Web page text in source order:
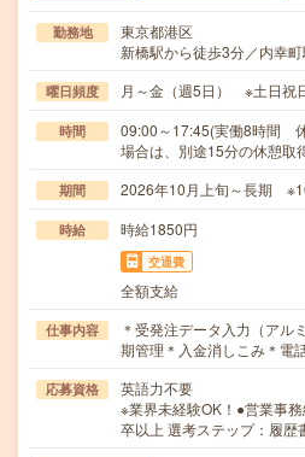
勤務地
東京都港区
新橋駅から徒歩3分／内幸
曜日頻度 月～金（週5日） ※土日祝
時間
09:00～17:45(実働8時間
場合は、別途15分の休憩取
期間 2026年10月上旬～長期
時給 時給1850円
交通費
全額支給
仕事内容
＊受発注データ入力（アル
期管理＊入金消しこみ＊電
応募資格
英語力不要
※業界未経験OK！●営業事
卒以上 選考ステップ：履